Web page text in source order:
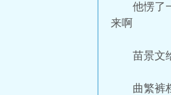
他愣了
来啊
苗景文
曲繁裤